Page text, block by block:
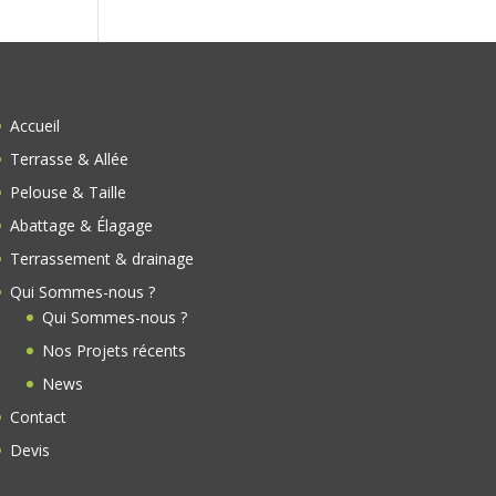
Accueil
Terrasse & Allée
Pelouse & Taille
Abattage & Élagage
Terrassement & drainage
Qui Sommes-nous ?
Qui Sommes-nous ?
Nos Projets récents
News
Contact
Devis